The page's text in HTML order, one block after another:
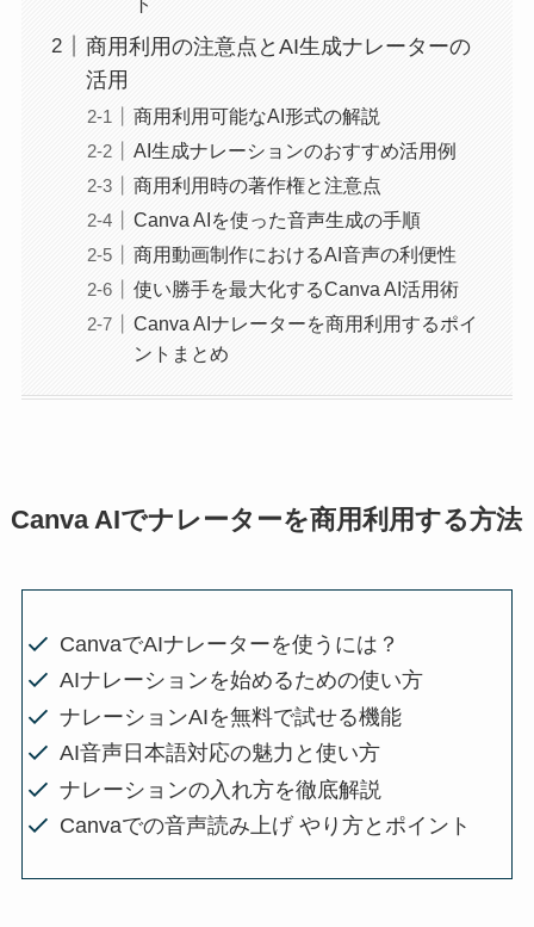
商用利用の注意点とAI生成ナレーターの
活用
商用利用可能なAI形式の解説
AI生成ナレーションのおすすめ活用例
商用利用時の著作権と注意点
Canva AIを使った音声生成の手順
商用動画制作におけるAI音声の利便性
使い勝手を最大化するCanva AI活用術
Canva AIナレーターを商用利用するポイ
ントまとめ
Canva AIでナレーターを商用利用する方法
CanvaでAIナレーターを使うには？
AIナレーションを始めるための使い方
ナレーションAIを無料で試せる機能
AI音声日本語対応の魅力と使い方
ナレーションの入れ方を徹底解説
Canvaでの音声読み上げ やり方とポイント